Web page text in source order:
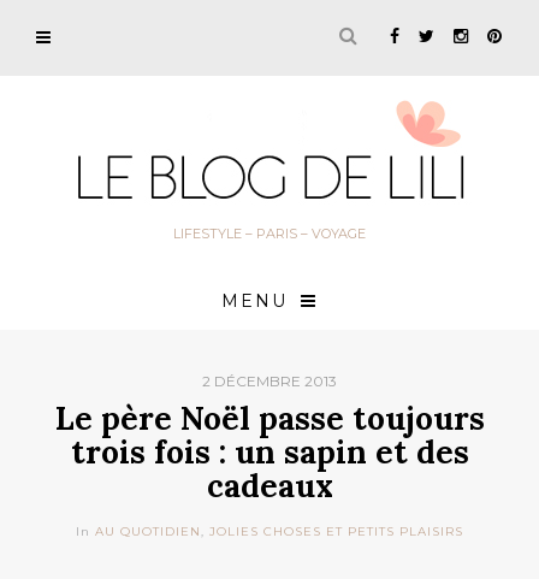
LIFESTYLE – PARIS – VOYAGE
MENU
2 DÉCEMBRE 2013
Le père Noël passe toujours
trois fois : un sapin et des
cadeaux
In AU QUOTIDIEN, JOLIES CHOSES ET PETITS PLAISIRS